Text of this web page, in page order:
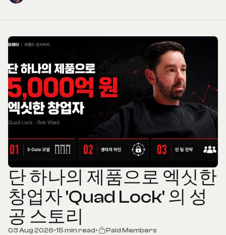
단 하나의 제품으로 엑싯한
창업자 'Quad Lock' 의 성
공 스토리
03 Aug 2026•15 min read•
Paid Members